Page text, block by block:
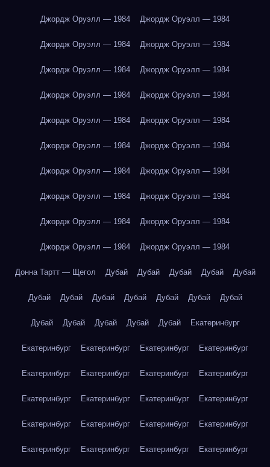
Джордж Оруэлл — 1984 Джордж Оруэлл — 1984
Джордж Оруэлл — 1984 Джордж Оруэлл — 1984
Джордж Оруэлл — 1984 Джордж Оруэлл — 1984
Джордж Оруэлл — 1984 Джордж Оруэлл — 1984
Джордж Оруэлл — 1984 Джордж Оруэлл — 1984
Джордж Оруэлл — 1984 Джордж Оруэлл — 1984
Джордж Оруэлл — 1984 Джордж Оруэлл — 1984
Джордж Оруэлл — 1984 Джордж Оруэлл — 1984
Джордж Оруэлл — 1984 Джордж Оруэлл — 1984
Джордж Оруэлл — 1984 Джордж Оруэлл — 1984
Донна Тартт — Щегол Дубай Дубай Дубай Дубай Дубай
Дубай Дубай Дубай Дубай Дубай Дубай Дубай
Дубай Дубай Дубай Дубай Дубай Екатеринбург
Екатеринбург Екатеринбург Екатеринбург Екатеринбург
Екатеринбург Екатеринбург Екатеринбург Екатеринбург
Екатеринбург Екатеринбург Екатеринбург Екатеринбург
Екатеринбург Екатеринбург Екатеринбург Екатеринбург
Екатеринбург Екатеринбург Екатеринбург Екатеринбург